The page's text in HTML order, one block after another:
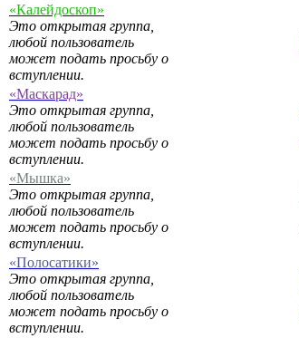
«Калейдоскоп»
Это открытая группа,
любой пользователь
может подать просьбу о
вступлении.
«Маскарад»
Это открытая группа,
любой пользователь
может подать просьбу о
вступлении.
«Мышка»
Это открытая группа,
любой пользователь
может подать просьбу о
вступлении.
«Полосатики»
Это открытая группа,
любой пользователь
может подать просьбу о
вступлении.